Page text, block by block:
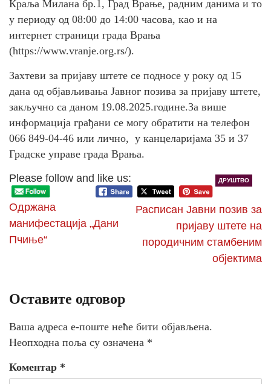
Краља Милана бр.1, Град Врање, радним данима и то
у периоду од 08:00 до 14:00 часова, као и на
интернет страници града Врања
(https://www.vranje.org.rs/).
Захтеви за пријаву штете се подносе у року од 15
дана од објављивања Јавног позива за пријаву штете,
закључно са даном 19.08.2025.године.За више
информација грађани се могу обратити на телефон
066 849-04-46 или лично, у канцеларијама 35 и 37
Градске управе града Врања.
Please follow and like us:
ДРУШТВО
Одржана
манифестација „Дани
Пчиње“
Расписан Јавни позив за
пријаву штете на
породичним стамбеним
објектима
Оставите одговор
Ваша адреса е-поште неће бити објављена.
Неопходна поља су означена *
Коментар *